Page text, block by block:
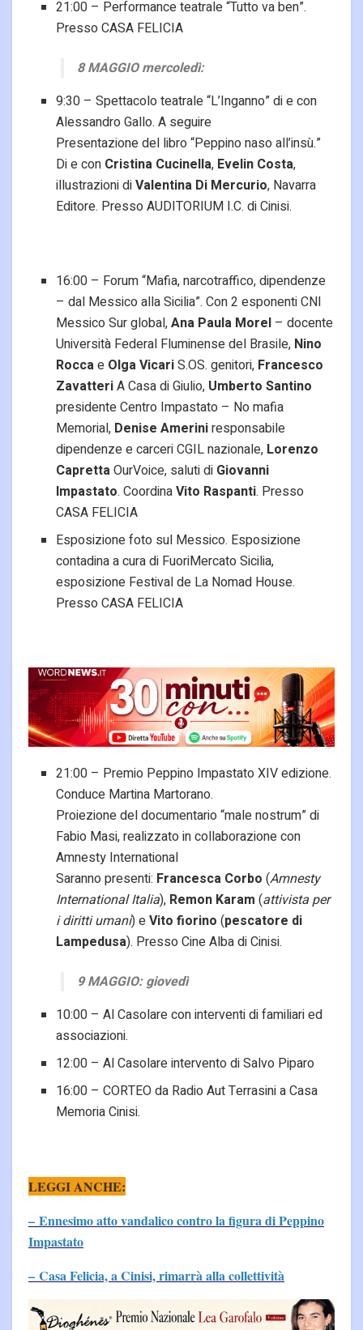
21:00 – Performance teatrale “Tutto va ben”.
Presso CASA FELICIA
8 MAGGIO mercoledì:
9:30 – Spettacolo teatrale “L’Inganno” di e con
Alessandro Gallo. A seguire
Presentazione del libro “Peppino naso all’insù.”
Di e con Cristina Cucinella, Evelin Costa,
illustrazioni diValentina Di Mercurio, Navarra
Editore. Presso AUDITORIUM I.C. di Cinisi.
16:00 – Forum “Mafia, narcotraffico, dipendenze
– dal Messico alla Sicilia”. Con 2 esponenti CNI
Messico Sur global,Ana Paula Morel – docente
Università Federal Fluminense del Brasile, Nino
Roccae Olga VicariS.OS. genitori, Francesco
ZavatteriA Casa di Giulio, Umberto Santino
presidente Centro Impastato – No mafia
Memorial, Denise Ameriniresponsabile
dipendenze e carceri CGIL nazionale, Lorenzo
CaprettaOurVoice, saluti di Giovanni
Impastato. CoordinaVito Raspanti. Presso
CASA FELICIA
Esposizione foto sul Messico. Esposizione
contadina a cura di FuoriMercato Sicilia,
esposizione Festival de La Nomad House.
Presso CASA FELICIA
21:00 – Premio Peppino Impastato XIV edizione.
Conduce Martina Martorano.
Proiezione del documentario “male nostrum” di
Fabio Masi, realizzato in collaborazione con
Amnesty International
Saranno presenti: Francesca Corbo (Amnesty
International Italia), Remon Karam (attivista per
i diritti umani) eVito fiorino (pescatore di
Lampedusa). Presso Cine Alba di Cinisi.
9 MAGGIO: giovedì
10:00 – Al Casolare con interventi di familiari ed
associazioni.
12:00 – Al Casolare intervento di Salvo Piparo
16:00 – CORTEO da Radio Aut Terrasini a Casa
Memoria Cinisi.
LEGGI ANCHE:
– Ennesimo atto vandalico contro la figura di Peppino
Impastato
– Casa Felicia, a Cinisi, rimarrà alla collettività